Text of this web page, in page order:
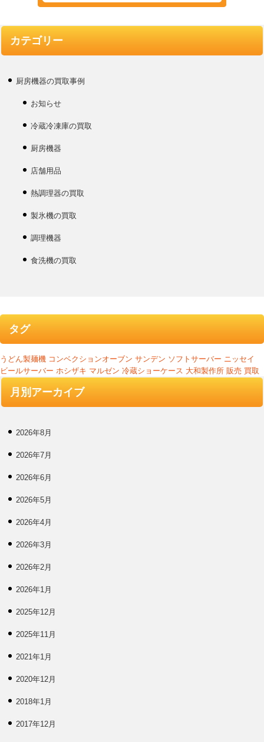
カテゴリー
厨房機器の買取事例
お知らせ
冷蔵冷凍庫の買取
厨房機器
店舗用品
熱調理器の買取
製氷機の買取
調理機器
食洗機の買取
タグ
うどん製麺機 コンベクションオーブン サンデン ソフトサーバー ニッセイ
ビールサーバー ホシザキ マルゼン 冷蔵ショーケース 大和製作所 販売 買取
月別アーカイブ
2026年8月
2026年7月
2026年6月
2026年5月
2026年4月
2026年3月
2026年2月
2026年1月
2025年12月
2025年11月
2021年1月
2020年12月
2018年1月
2017年12月